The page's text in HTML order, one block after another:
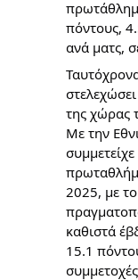
πόντους,
ανά ματς,
της χώρας
Με την
2025, με
καθιστά
15.1